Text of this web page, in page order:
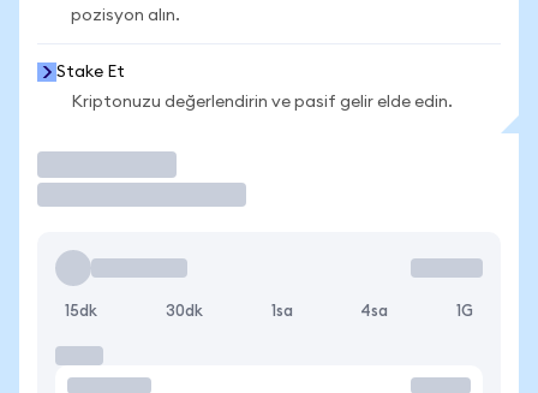
pozisyon alın.
Stake Et
Kriptonuzu değerlendirin ve pasif gelir elde edin.
15dk 30dk 1sa 4sa 1G